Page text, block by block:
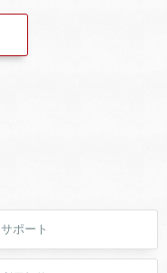
サポート